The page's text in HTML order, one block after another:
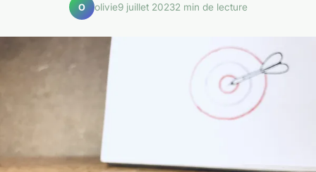
O olivie9 juillet 20232 min de lecture